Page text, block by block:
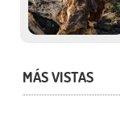
MÁS VISTAS